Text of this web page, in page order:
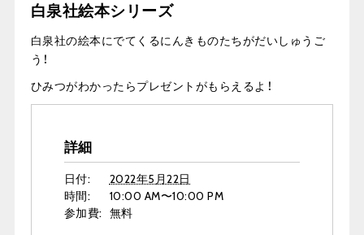
白泉社絵本シリーズ
白泉社の絵本にでてくるにんきものたちがだいしゅうご
う！
ひみつがわかったらプレゼントがもらえるよ！
詳細
日付:
2022年5月22日
時間:
10:00 AM〜10:00 PM
参加費: 無料